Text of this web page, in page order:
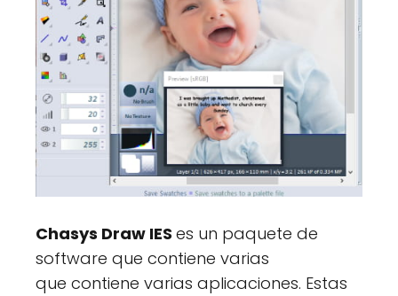
Chasys Draw IES es un paquete de
software que contiene varias
que contiene varias aplicaciones. Estas